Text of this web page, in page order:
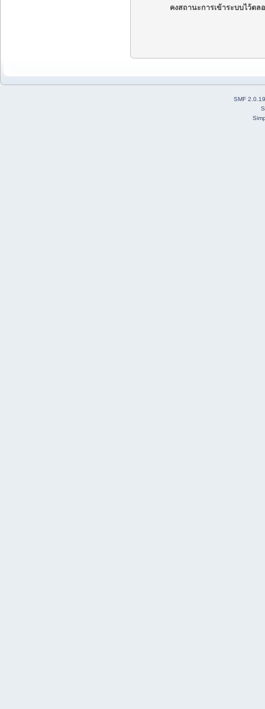
คงสถานะการเข้าระบบไว้ตล
SMF 2.0.19